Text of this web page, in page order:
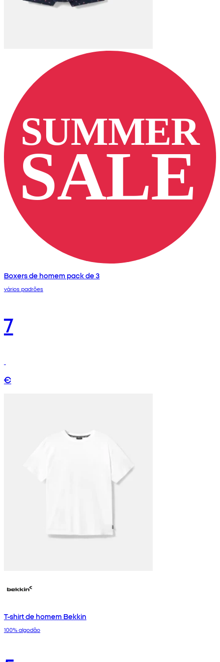
Boxers de homem pack de 3
vários padrões
7
€
T-shirt de homem Bekkin
100% algodão